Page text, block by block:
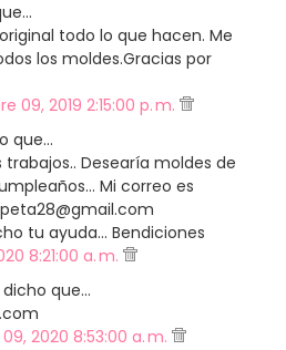
todo lo que hacen. Me
los moldes.Gracias por
09, 2019 2:15:00 p. m.
que…
Desearía moldes de
Mi correo es
tu ayuda... Bendiciones
8:21:00 a. m.
que…
2020 8:53:00 a. m.